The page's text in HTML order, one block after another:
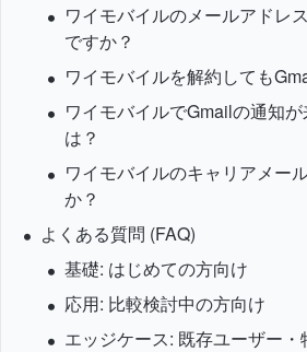
ワイモバイルのメールアドレ
ですか？
ワイモバイルを解約しても
ワイモバイルでGmailの通知
は？
ワイモバイルのキャリアメー
か？
よくある質問 (FAQ)
基礎: はじめての方向け
応用: 比較検討中の方向け
エッジケース: 既存ユーザー